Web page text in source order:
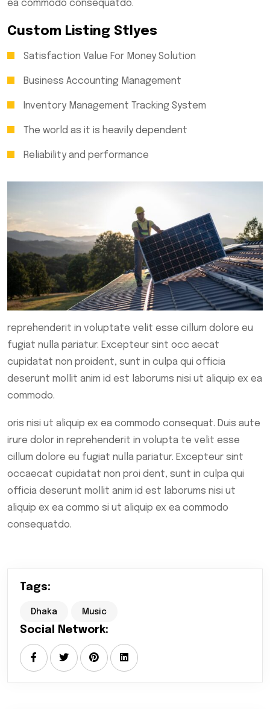
ea commodo consequatdo.
Custom Listing Stlyes
Satisfaction Value For Money Solution
Business Accounting Management
Inventory Management Tracking System
The world as it is heavily dependent
Reliability and performance
reprehenderit in voluptate velit esse cillum dolore eu
fugiat nulla pariatur. Excepteur sint occ aecat
cupidatat non proident, sunt in culpa qui officia
deserunt mollit anim id est laborums nisi ut aliquip ex ea
commodo.
oris nisi ut aliquip ex ea commodo consequat. Duis aute
irure dolor in reprehenderit in volupta te velit esse
cillum dolore eu fugiat nulla pariatur. Excepteur sint
occaecat cupidatat non proi dent, sunt in culpa qui
officia deserunt mollit anim id est laborums nisi ut
aliquip ex ea commo si ut aliquip ex ea commodo
consequatdo.
Tags:
Dhaka Music
Social Network: